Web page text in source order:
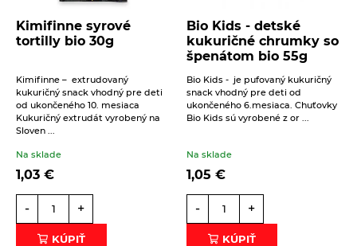
Kimifinne syrové
tortilly bio 30g
Kimifinne – extrudovaný
kukuričný snack vhodný pre deti
od ukončeného 10. mesiaca
Kukuričný extrudát vyrobený na
Sloven ...
Na sklade
1,03 €
- +
KÚPIŤ
Bio Kids - detské
kukuričné chrumky so
špenátom bio 55g
Bio Kids - je pufovaný kukuričný
snack vhodný pre deti od
ukončeného 6.mesiaca. Chuťovky
Bio Kids sú vyrobené z or ...
Na sklade
1,05 €
- +
KÚPIŤ